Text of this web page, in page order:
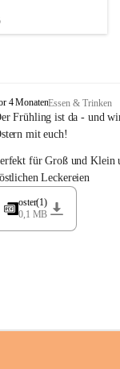
4 MonatenEssen & Trinken
Frühling ist da - und
mit euch!
für Groß und Klein
Leckereien
oster(1)
0,1 MB